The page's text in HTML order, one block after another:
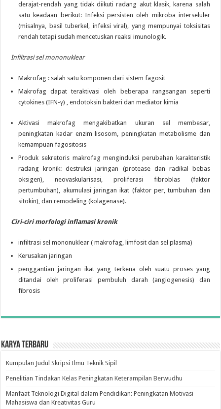
derajat-rendah yang tidak diikuti radang akut klasik, karena salah
satu keadaan berikut: Infeksi persisten oleh mikroba interseluler
(misalnya, basil tuberkel, infeksi viral), yang mempunyai toksisitas
rendah tetapi sudah mencetuskan reaksi imunologik.
Infiltrasi sel mononuklear
Makrofag : salah satu komponen dari sistem fagosit
Makrofag dapat teraktivasi oleh beberapa rangsangan seperti
cytokines (IFN-γ) , endotoksin bakteri dan mediator kimia
Aktivasi makrofag mengakibatkan ukuran sel membesar,
peningkatan kadar enzim lisosom, peningkatan metabolisme dan
kemampuan fagositosis
Produk sekretoris makrofag menginduksi perubahan karak­teristik
radang kronik: destruksi jaringan (protease dan radikal bebas
oksigen), neovaskularisasi, proliferasi fibroblas (faktor
pertumbuhan), akumulasi jaringan ikat (faktor per, tumbuhan dan
sitokin), dan remodeling (kolagenase).
Ciri-ciri morfologi inflamasi kronik
infiltrasi sel mononuklear ( makrofag, limfosit dan sel plasma)
Kerusakan jaringan
penggantian jaringan ikat yang terkena oleh suatu proses yang
ditandai oleh proliferasi pembuluh darah (angiogenesis) dan
fibrosis
Karya Terbaru
Kumpulan Judul Skripsi Ilmu Teknik Sipil
Penelitian Tindakan Kelas Peningkatan Keterampilan Berwudhu
Manfaat Teknologi Digital dalam Pendidikan: Peningkatan Motivasi
Mahasiswa dan Kreativitas Guru